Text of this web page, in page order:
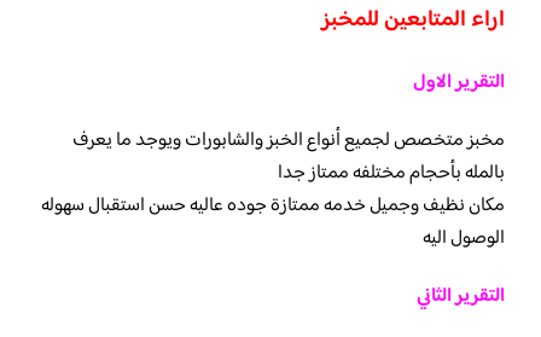
اراء المتابعين للمخبز
التقرير الاول
مخبز متخصص لجميع أنواع الخبز والشابورات ويوجد ما يعرف
بالمله بأحجام مختلفه ممتاز جدا
مكان نظيف وجميل خدمه ممتازة جوده عاليه حسن استقبال سهوله
الوصول اليه
التقرير الثاني